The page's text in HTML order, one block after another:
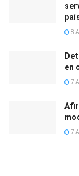
8
en
7
7